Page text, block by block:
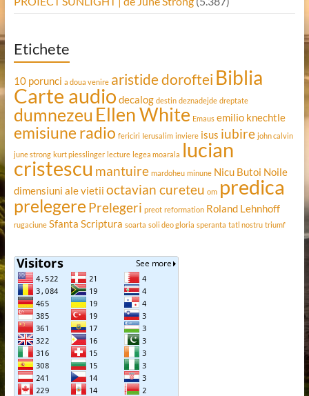
Etichete
10 porunci a doua venire aristide doroftei Biblia
Carte audio decalog destin deznadejde dreptate
dumnezeu Ellen White Emaus emilio knechtle
emisiune radio fericiri Ierusalim inviere isus iubire john calvin
june strong kurt piesslinger lecture legea moarala lucian
cristescu mantuire mardoheu minune Nicu Butoi Noile
dimensiuni ale vietii octavian cureteu om predica
prelegere Prelegeri preot reformation Roland Lehnhoff
rugaciune Sfanta Scriptura soarta soli deo gloria speranta tatl nostru triumf